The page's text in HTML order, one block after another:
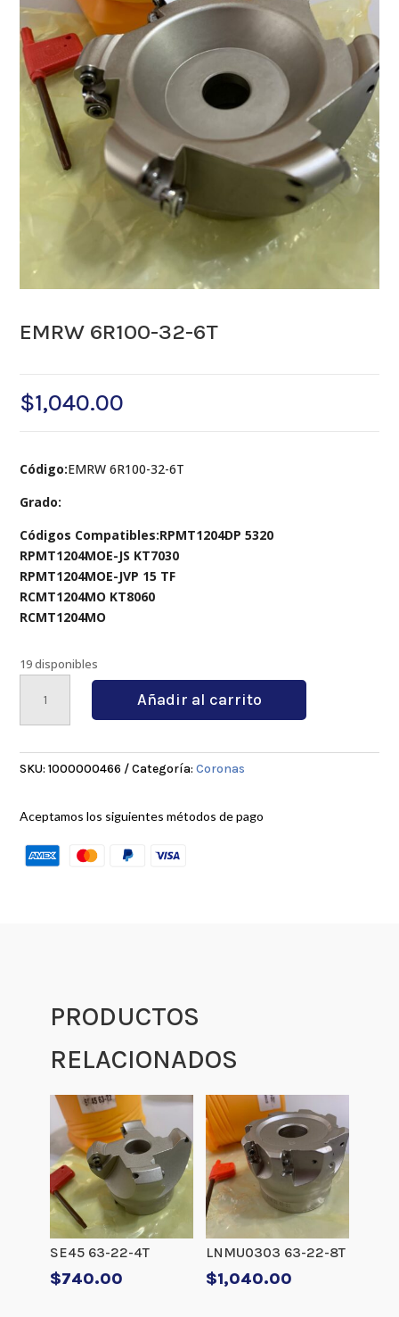
EMRW 6R100-32-6T
$1,040.00
Código:EMRW 6R100-32-6T
Grado:
Códigos Compatibles:RPMT1204DP 5320
RPMT1204MOE-JS KT7030
RPMT1204MOE-JVP 15 TF
RCMT1204MO KT8060
RCMT1204MO
19 disponibles
6R100-
32-
cantidad
Añadir al carrito
SKU:1000000466 Categoría:Coronas
Aceptamos los siguientes métodos de pago
PRODUCTOS
RELACIONADOS
SE45 63-22-4T
$740.00
LNMU0303 63-22-8T
$1,040.00